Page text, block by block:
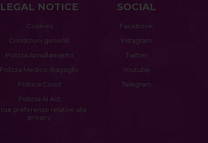
LEGAL NOTICE
Cookies
Condizioni generali
Polizza Annullamento
Polizza Medico-Bagaglio
Politica Covid
Polizza AI Act
tue preferenze relative alla
privacy
SOCIAL
Facebook
Instagram
Twitter
Youtube
Telegram